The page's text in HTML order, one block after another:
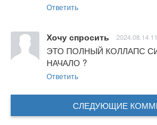
Ответить
Хочу спросить 2024.08.14
ЭТО ПОЛНЫЙ КОЛЛАПС
НАЧАЛО ?
Ответить
СЛЕДУЮЩИЕ